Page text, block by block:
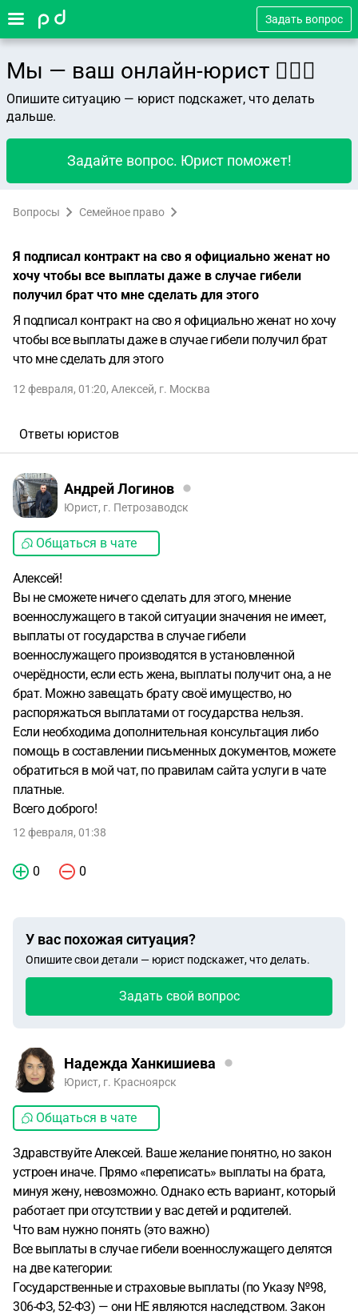
Задать вопрос
Мы — ваш онлайн-юрист 👨🏻‍⚖️
Опишите ситуацию — юрист подскажет, что делать
дальше.
Задайте вопрос. Юрист поможет!
Вопросы Семейное право
Я подписал контракт на сво я официально женат но
хочу чтобы все выплаты даже в случае гибели
получил брат что мне сделать для этого
Я подписал контракт на сво я официально женат но хочу
чтобы все выплаты даже в случае гибели получил брат
что мне сделать для этого
12 февраля, 01:20, Алексей, г. Москва
Ответы юристов
Андрей Логинов
Юрист, г. Петрозаводск
Общаться в чате
Алексей!
Вы не сможете ничего сделать для этого, мнение
военнослужащего в такой ситуации значения не имеет,
выплаты от государства в случае гибели
военнослужащего производятся в установленной
очерёдности, если есть жена, выплаты получит она, а не
брат. Можно завещать брату своё имущество, но
распоряжаться выплатами от государства нельзя.
Если необходима дополнительная консультация либо
помощь в составлении письменных документов, можете
обратиться в мой чат, по правилам сайта услуги в чате
платные.
Всего доброго!
12 февраля, 01:38
0 0
У вас похожая ситуация?
Опишите свои детали — юрист подскажет, что делать.
Задать свой вопрос
Надежда Ханкишиева
Юрист, г. Красноярск
Общаться в чате
Здравствуйте Алексей. Ваше желание понятно, но закон
устроен иначе. Прямо «переписать» выплаты на брата,
минуя жену, невозможно. Однако есть вариант, который
работает при отсутствии у вас детей и родителей.
Что вам нужно понять (это важно)
Все выплаты в случае гибели военнослужащего делятся
на две категории:
Государственные и страховые выплаты (по Указу №98,
306-ФЗ, 52-ФЗ) — они НЕ являются наследством. Закон